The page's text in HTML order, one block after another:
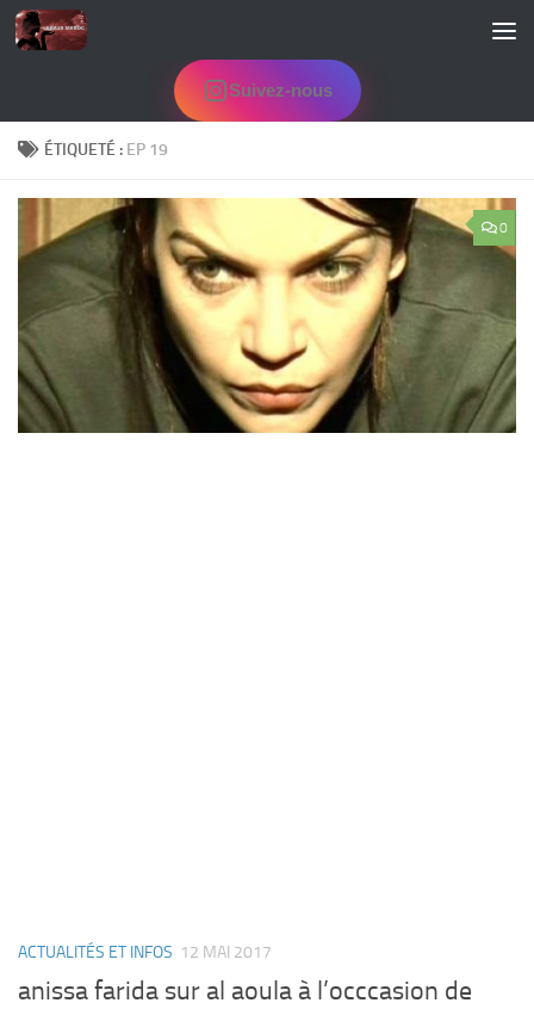
Skip to content
Suivez-nous
ÉTIQUETÉ : EP 19
0
ACTUALITÉS ET INFOS 12 MAI 2017
anissa farida sur al aoula à l’occcasion de